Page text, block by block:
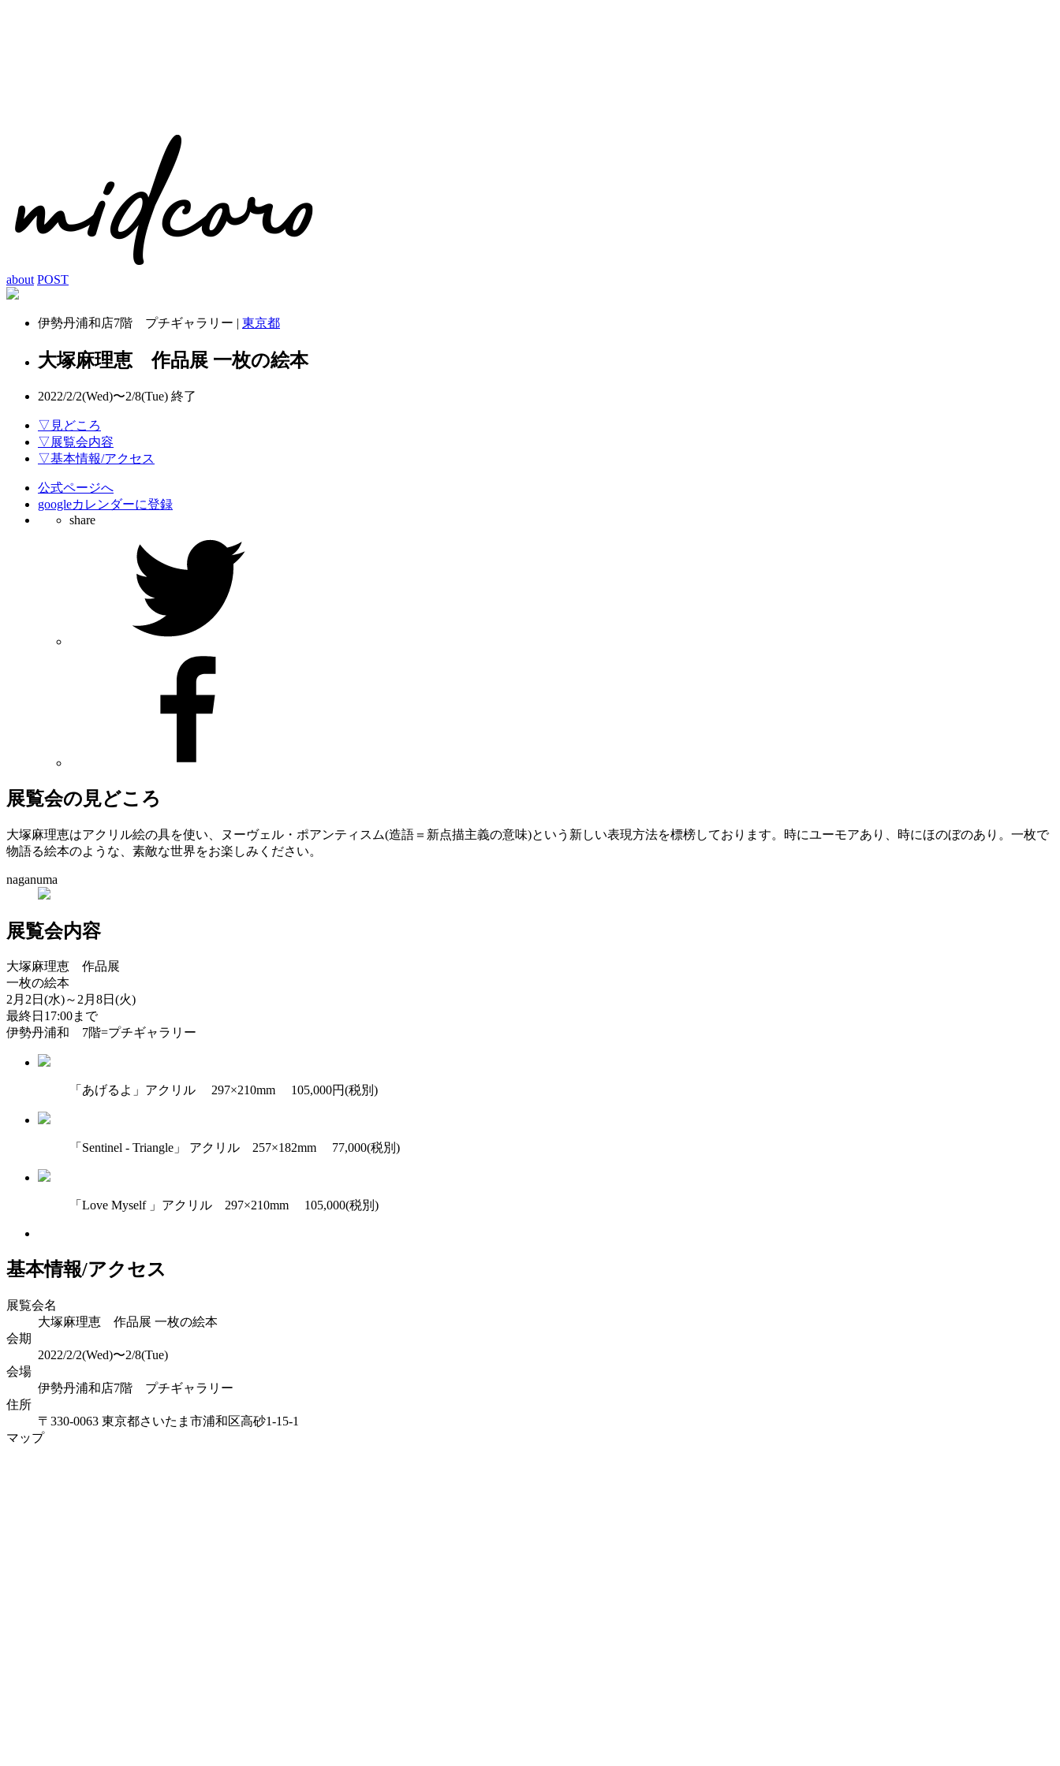
about POST
伊勢丹浦和店7階 プチギャラリー | 東京都
大塚麻理恵 作品展 一枚の絵本
2022/2/2(Wed)〜2/8(Tue) 終了
▽見どころ
▽展覧会内容
▽基本情報/アクセス
公式ページへ
googleカレンダーに登録
share
展覧会の見どころ
大塚麻理恵はアクリル絵の具を使い、ヌーヴェル・ポアンティスム(造語＝新点描主義の意味)という新しい表現方法を標榜しております。時にユーモアあり、時にほのぼのあり。一枚で
物語る絵本のような、素敵な世界をお楽しみください。
naganuma
展覧会内容
大塚麻理恵 作品展
一枚の絵本
2月2日(水)～2月8日(火)
最終日17:00まで
伊勢丹浦和 7階=プチギャラリー
「あげるよ」アクリル 297×210mm 105,000円(税別)
「Sentinel - Triangle」 アクリル 257×182mm 77,000(税別)
「Love Myself 」アクリル 297×210mm 105,000(税別)
基本情報/アクセス
展覧会名
大塚麻理恵 作品展 一枚の絵本
会期
2022/2/2(Wed)〜2/8(Tue)
会場
伊勢丹浦和店7階 プチギャラリー
住所
〒330-0063 東京都さいたま市浦和区高砂1-15-1
マップ